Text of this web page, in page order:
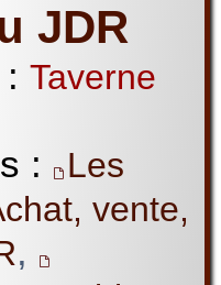
JDR
Taverne
:
Les
vente,
,